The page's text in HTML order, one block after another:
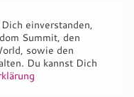
einverstanden,
Summit, den
sowie den
Du kannst Dich